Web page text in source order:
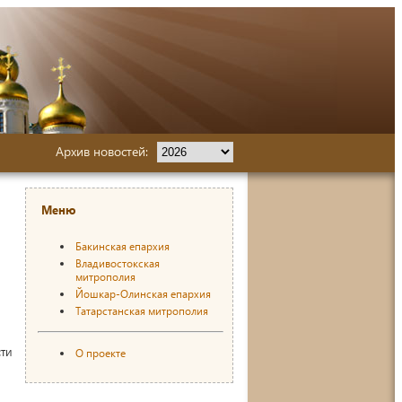
Архив новостей:
Меню
Бакинская епархия
Владивостокская
митрополия
Йошкар-Олинская епархия
Татарстанская митрополия
О проекте